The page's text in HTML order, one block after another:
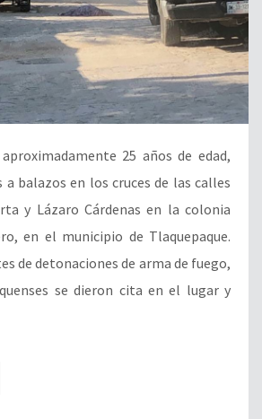
25 años de edad,
a balazos en los cruces de las calles
y Lázaro Cárdenas en la colonia
en el municipio de Tlaquepaque.
de detonaciones de arma de fuego,
se dieron cita en el lugar y